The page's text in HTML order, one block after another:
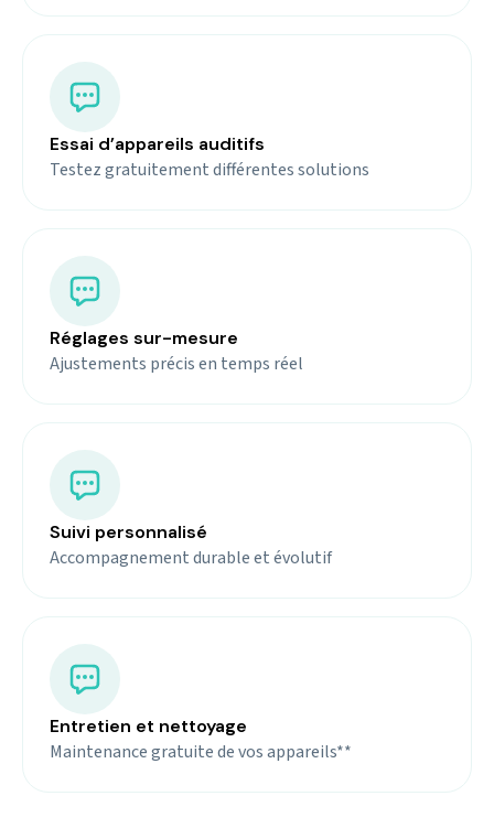
Essai d’appareils auditifs
Testez gratuitement différentes solutions
Réglages sur-mesure
Ajustements précis en temps réel
Suivi personnalisé
Accompagnement durable et évolutif
Entretien et nettoyage
Maintenance gratuite de vos appareils**